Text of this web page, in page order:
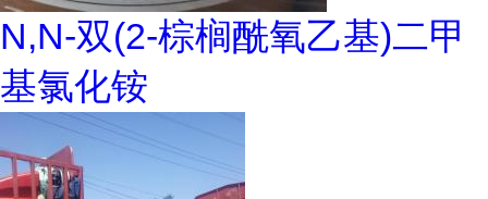
N,N-双(2-棕榈酰氧乙基)二甲
基氯化铵